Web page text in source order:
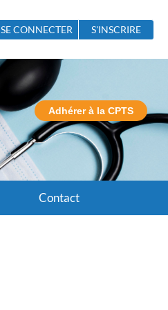
SE CONNECTER S'INSCRIRE
Adhérer à la CPTS
Contact